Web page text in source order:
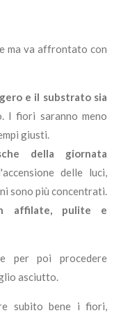
ma va affrontato con
e il substrato sia
I fiori saranno meno
giusti.
della giornata
delle luci,
sono più concentrati.
affilate, pulite e
per poi procedere
asciutto.
subito bene i fiori,